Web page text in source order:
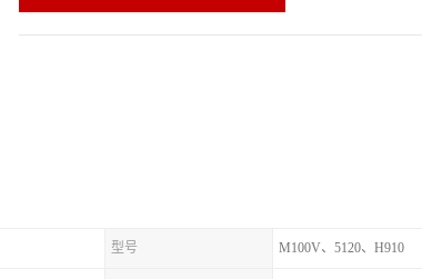
型号 M100V、5120、H910